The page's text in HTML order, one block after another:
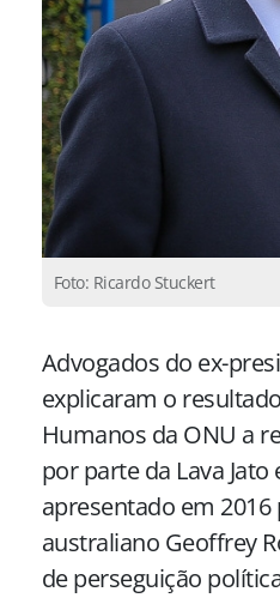
Foto: Ricardo Stuckert
Advogados do ex-
explicaram o
Humanos da ONU a
por parte da Lava
apresentado em
australiano Geoffrey
de perseguição